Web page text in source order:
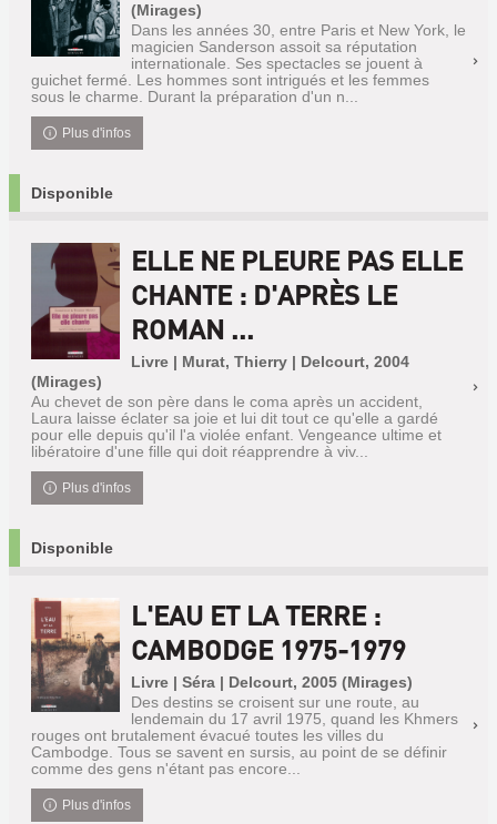
(Mirages)
Dans les années 30, entre Paris et New York, le
magicien Sanderson assoit sa réputation
internationale. Ses spectacles se jouent à
guichet fermé. Les hommes sont intrigués et les femmes
sous le charme. Durant la préparation d'un n...
Plus d'infos
Disponible
ELLE NE PLEURE PAS ELLE
CHANTE : D'APRÈS LE
ROMAN ...
Livre | Murat, Thierry | Delcourt, 2004
(Mirages)
Au chevet de son père dans le coma après un accident,
Laura laisse éclater sa joie et lui dit tout ce qu'elle a gardé
pour elle depuis qu'il l'a violée enfant. Vengeance ultime et
libératoire d'une fille qui doit réapprendre à viv...
Plus d'infos
Disponible
L'EAU ET LA TERRE :
CAMBODGE 1975-1979
Livre | Séra | Delcourt, 2005 (Mirages)
Des destins se croisent sur une route, au
lendemain du 17 avril 1975, quand les Khmers
rouges ont brutalement évacué toutes les villes du
Cambodge. Tous se savent en sursis, au point de se définir
comme des gens n'étant pas encore...
Plus d'infos